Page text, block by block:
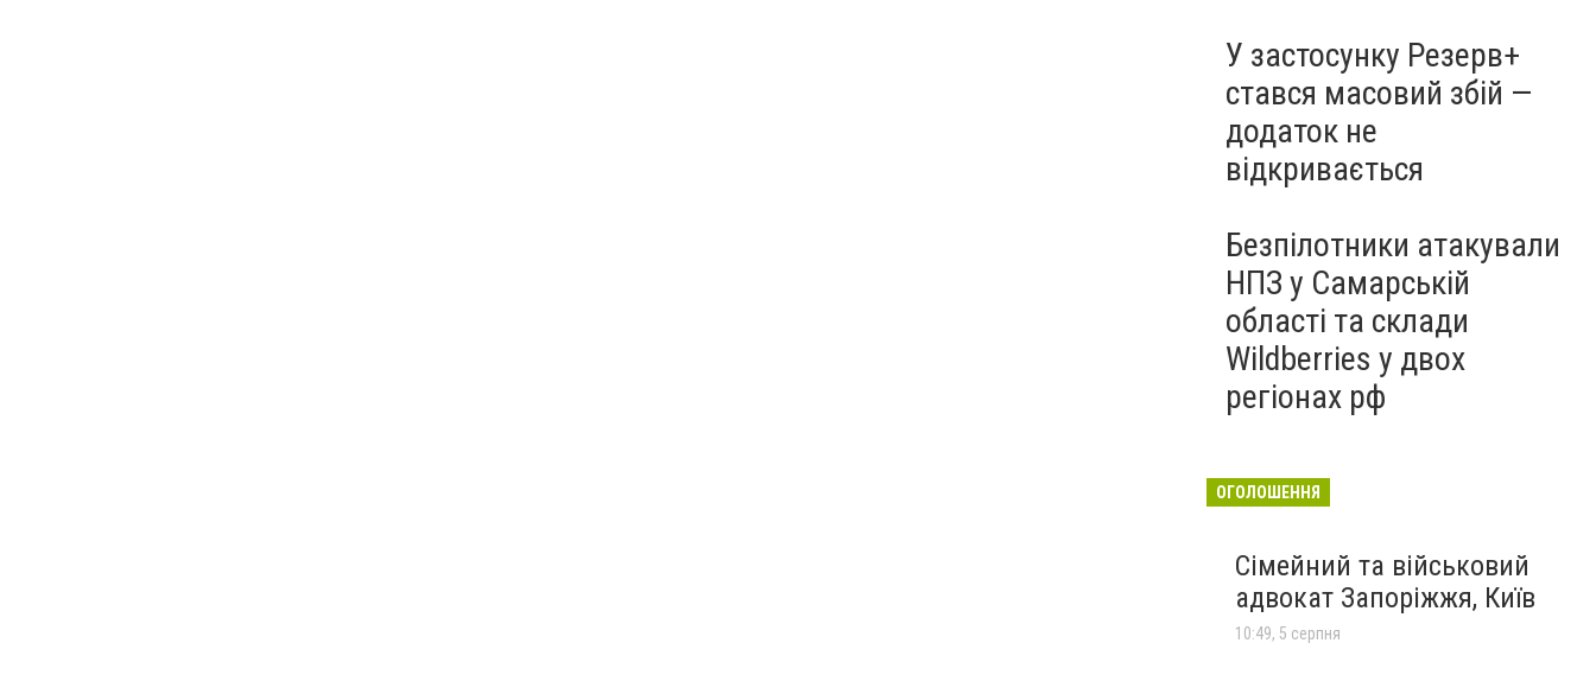
У застосунку Резерв+
стався масовий збій —
додаток не
відкривається
Безпілотники атакували
НПЗ у Самарській
області та склади
Wildberries у двох
регіонах рф
ОГОЛОШЕННЯ
Сімейний та військовий
адвокат Запоріжжя, Київ
10:49, 5 серпня